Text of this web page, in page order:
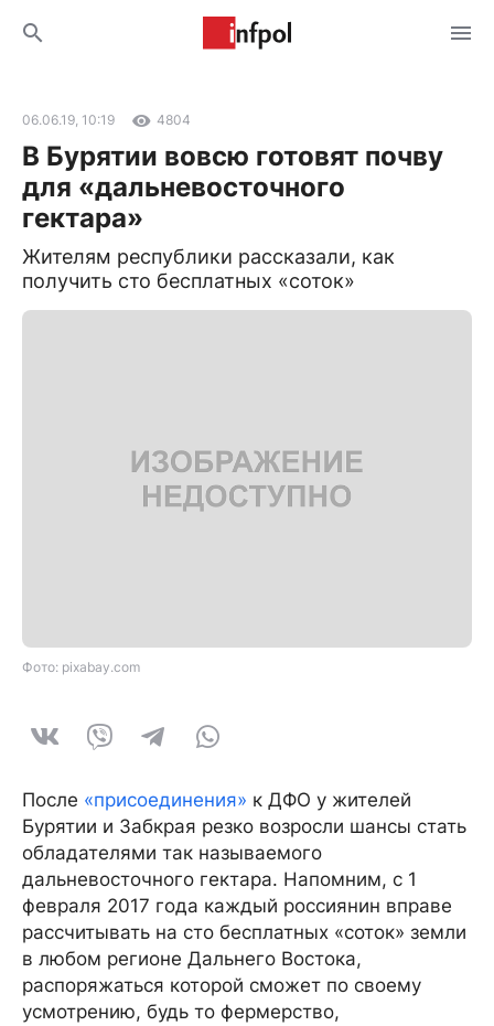
06.06.19, 10:19 4804
В Бурятии вовсю готовят почву
для «дальневосточного
гектара»
Жителям республики рассказали, как
получить сто бесплатных «соток»
Фото: pixabay.com
После «присоединения» к ДФО у жителей
Бурятии и Забкрая резко возросли шансы стать
обладателями так называемого
дальневосточного гектара. Напомним, с 1
февраля 2017 года каждый россиянин вправе
рассчитывать на сто бесплатных «соток» земли
в любом регионе Дальнего Востока,
распоряжаться которой сможет по своему
усмотрению, будь то фермерство,